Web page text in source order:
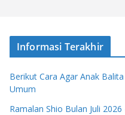
Informasi Terakhir
Berikut Cara Agar Anak
Umum
Ramalan Shio Bulan Juli